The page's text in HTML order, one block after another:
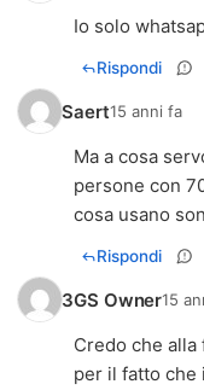
Io solo
Rispondi
Saert15 anni fa
Ma a cosa
persone con
cosa usano
Rispondi
3GS Owner15
Credo che
per il fatto che